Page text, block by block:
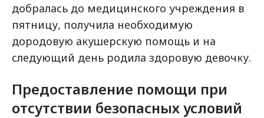
добралась до медицинского учреждения в
пятницу, получила необходимую
дородовую акушерскую помощь и на
следующий день родила здоровую девочку.
Предоставление помощи при
отсутствии безопасных условий